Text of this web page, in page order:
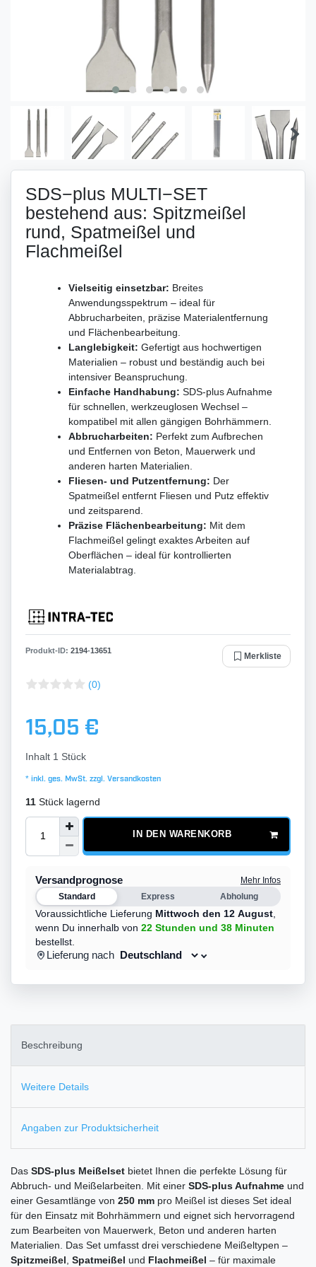
SDS−plus MULTI−SET
bestehend aus: Spitzmeißel
rund, Spatmeißel und
Flachmeißel
Vielseitig einsetzbar: Breites
Anwendungsspektrum – ideal für
Abbrucharbeiten, präzise Materialentfernung
und Flächenbearbeitung.
Langlebigkeit: Gefertigt aus hochwertigen
Materialien – robust und beständig auch bei
intensiver Beanspruchung.
Einfache Handhabung: SDS-plus Aufnahme
für schnellen, werkzeuglosen Wechsel –
kompatibel mit allen gängigen Bohrhämmern.
Abbrucharbeiten: Perfekt zum Aufbrechen
und Entfernen von Beton, Mauerwerk und
anderen harten Materialien.
Fliesen- und Putzentfernung: Der
Spatmeißel entfernt Fliesen und Putz effektiv
und zeitsparend.
Präzise Flächenbearbeitung: Mit dem
Flachmeißel gelingt exaktes Arbeiten auf
Oberflächen – ideal für kontrollierten
Materialabtrag.
Produkt-ID: 2194-13651
Merkliste
(0)
15,05 €
Inhalt 1 Stück
* inkl. ges. MwSt. zzgl. Versandkosten
11 Stück lagernd
IN DEN WARENKORB
Versandprognose
Mehr Infos
Standard
Express Abholung
Voraussichtliche Lieferung Mittwoch den 12 August
wenn Du innerhalb von 22 Stunden und 38 Minuten
bestellst.
Lieferung nach
Beschreibung
Weitere Details
Angaben zur Produktsicherheit
Das SDS-plus Meißelset bietet Ihnen die perfekte Lösung für
Abbruch- und Meißelarbeiten. Mit einer SDS-plus Aufnahme und
einer Gesamtlänge von 250 mm pro Meißel ist dieses Set ideal
für den Einsatz mit Bohrhämmern und eignet sich hervorragend
zum Bearbeiten von Mauerwerk, Beton und anderen harten
Materialien. Das Set umfasst drei verschiedene Meißeltypen –
Spitzmeißel Spatmeißel und Flachmeißel – für maximale